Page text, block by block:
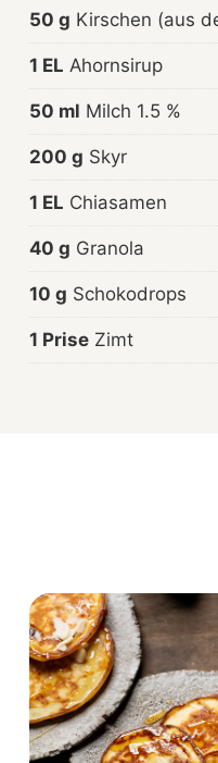
50 g Kirschen (aus
1 EL Ahornsirup
50 ml Milch 1.5 %
200 g Skyr
1 EL Chiasamen
40 g Granola
10 g Schokodrops
1 Prise Zimt